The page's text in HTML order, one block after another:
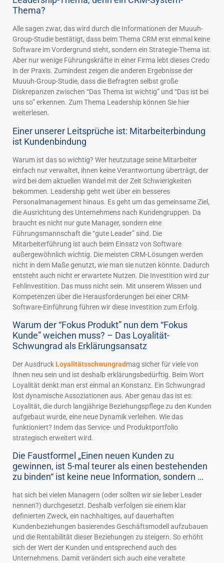
Thema?
Alle sagen zwar, das wird durch die Informationen der Muuuh-
Group-Studie bestätigt, dass beim Thema CRM erst einmal keine
Software im Vordergrund steht, sondern ein Strategie-Thema ist.
Aber nur wenige Führungskräfte in einer Firma lebt dieses Credo
in der Praxis. Zumindest zeigen die anderen Ergebnisse der
Muuuh-Group-Studie, dass die Befragten selbst große
Diskrepanzen zwischen “Das Thema ist wichtig” und “Das ist bei
uns so” erkennen. Zum Thema Leadership können Sie hier
weiterlesen.
Einer unserer Leitsprüche ist: Mitarbeiterbindung
ist Kundenbindung
Warum ist das so wichtig? Wer heutzutage seine Mitarbeiter
einfach nur verwaltet, ihnen keine Verantwortung überträgt, der
wird bei dem aktuellen Wandel mit der Zeit Schwierigkeiten
bekommen. Leadership geht weit über ein besseres
Personalmanagement hinaus. Es geht um das gemeinsame Ziel,
die Ausrichtung des Unternehmens nach Kundengruppen. Da
braucht es nicht nur gute Manager, sondern eine
Führungsmannschaft die “gute Leader” sind. Die
Mitarbeiterführung ist auch beim Einsatz von Software
außergewöhnlich wichtig. Die meisten CRM-Lösungen werden
nicht in dem Maße genutzt, wie man sie nutzen könnte. Dadurch
entsteht auch nicht er erwartete Nutzen. Die Investition wird zur
Fehlinvestition. Das muss nicht sein. Mit unserem Wissen und
Kompetenzen über die Herausforderungen bei einer CRM-
Software-Einführung führen wir diese Investition zum Erfolg.
Warum der “Fokus Produkt” nun dem “Fokus
Kunde” weichen muss? – Das Loyalität-
Schwungrad als Erklärungsansatz
Der AusdruckLoyalitätsschwungradmag sicher für viele von
Ihnen neu sein und ist deshalb erklärungsbedürftig. Beim Wort
Loyalität denkt man erst einmal an Konstanz. Ein Schwungrad
löst dynamische Assoziationen aus. Aber genau das ist es:
Loyalität, die durch langjährige Beziehungspflege zu den Kunden
aufgebaut wurde, eine neue Dynamik verleihen. Wie das
funktioniert? Indem das Service- und Produktportfolio
strategisch erweitert wird.
Die Faustformel „Einen neuen Kunden zu
gewinnen, ist 5-mal teurer als einen bestehenden
zu binden“ ist keine neue Information, sondern …
hat sich bei vielen Managern (oder sollten wir sie lieber Leader
nennen?) durchgesetzt. Deshalb verfolgen sie einem klar
definierten Zweck, ein nachhaltiges, auf dauerhaften
Kundenbeziehungen basierendes Geschäftsmodell aufzubauen
und die Rentabilität dieser Beziehungen zu steigern. So erhöht
sich der Wert der Kunden und entsprechend auch des
Unternehmens. Damit verändert sich auch eine veraltete